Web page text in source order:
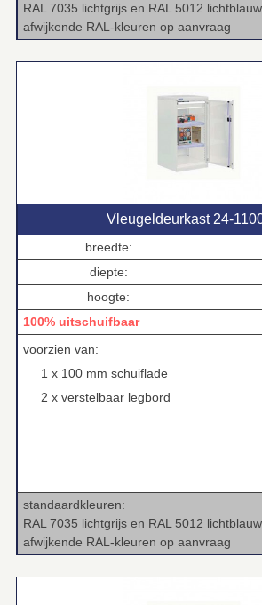
RAL 7035 lichtgrijs en RAL 5012 lichtblauw
afwijkende RAL‑kleuren op aanvraag
Vleugeldeurkast
breedte:
diepte:
hoogte:
100% uitschuifbaar
voorzien van:
1 x 100 mm schuiflade
2 x verstelbaar legbord
standaardkleuren:
RAL 7035 lichtgrijs en RAL 5012 lichtblauw
afwijkende RAL‑kleuren op aanvraag